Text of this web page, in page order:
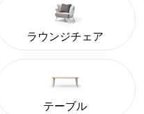
ラウンジチェア
テーブル